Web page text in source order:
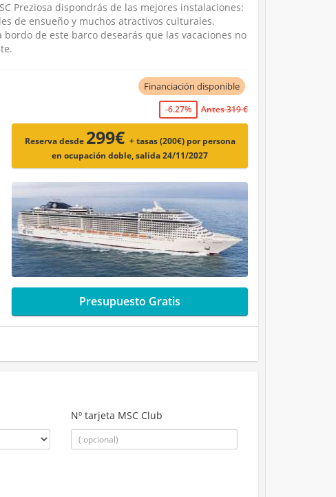
Preziosa dispondrás de las mejores instalaciones:
de ensueño y muchos atractivos culturales.
de este barco desearás que las vacaciones no
Financiación disponible
-6.27% Antes 319 €
Reserva desde 299€ + tasas (200€) por persona
en ocupación doble, salida 24/11/2027
Presupuesto Gratis
Nº tarjeta MSC Club